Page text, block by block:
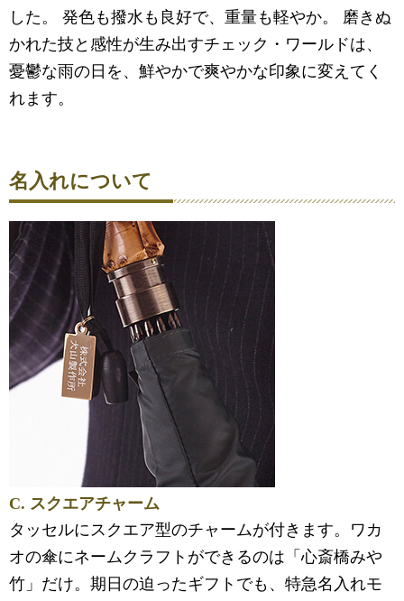
した。 発色も撥水も良好で、重量も軽やか。 磨きぬ
かれた技と感性が生み出すチェック・ワールドは、
憂鬱な雨の日を、鮮やかで爽やかな印象に変えてく
れます。
名入れについて
C. スクエアチャーム
タッセルにスクエア型のチャームが付きます。ワカ
オの傘にネームクラフトができるのは「心斎橋みや
竹」だけ。期日の迫ったギフトでも、特急名入れモ